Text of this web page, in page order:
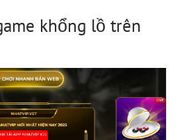
khổng lồ trên